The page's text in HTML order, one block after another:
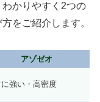
かりやすく2つの
をご紹介します。
アゾゼオ
強い・高密度